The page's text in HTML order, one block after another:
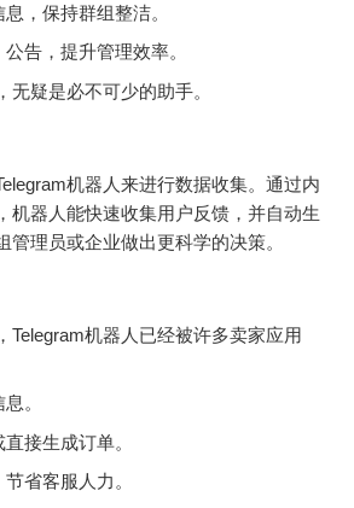
，保持群组整洁。
告，提升管理效率。
疑是必不可少的助手。
机器人来进行数据收集。通过内
机器人能快速收集用户反馈，并自动生
管理员或企业做出更科学的决策。
Telegram机器人已经被许多卖家应用
。
接生成订单。
省客服人力。